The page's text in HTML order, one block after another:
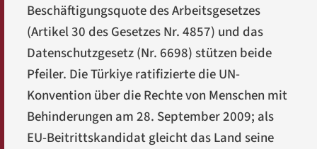
Beschäftigungsquote des Arbeitsgesetzes
(Artikel 30 des Gesetzes Nr. 4857) und das
Datenschutzgesetz (Nr. 6698) stützen beide
Pfeiler. Die Türkiye ratifizierte die UN-
Konvention über die Rechte von Menschen mit
Behinderungen am 28. September 2009; als
EU-Beitrittskandidat gleicht das Land seine